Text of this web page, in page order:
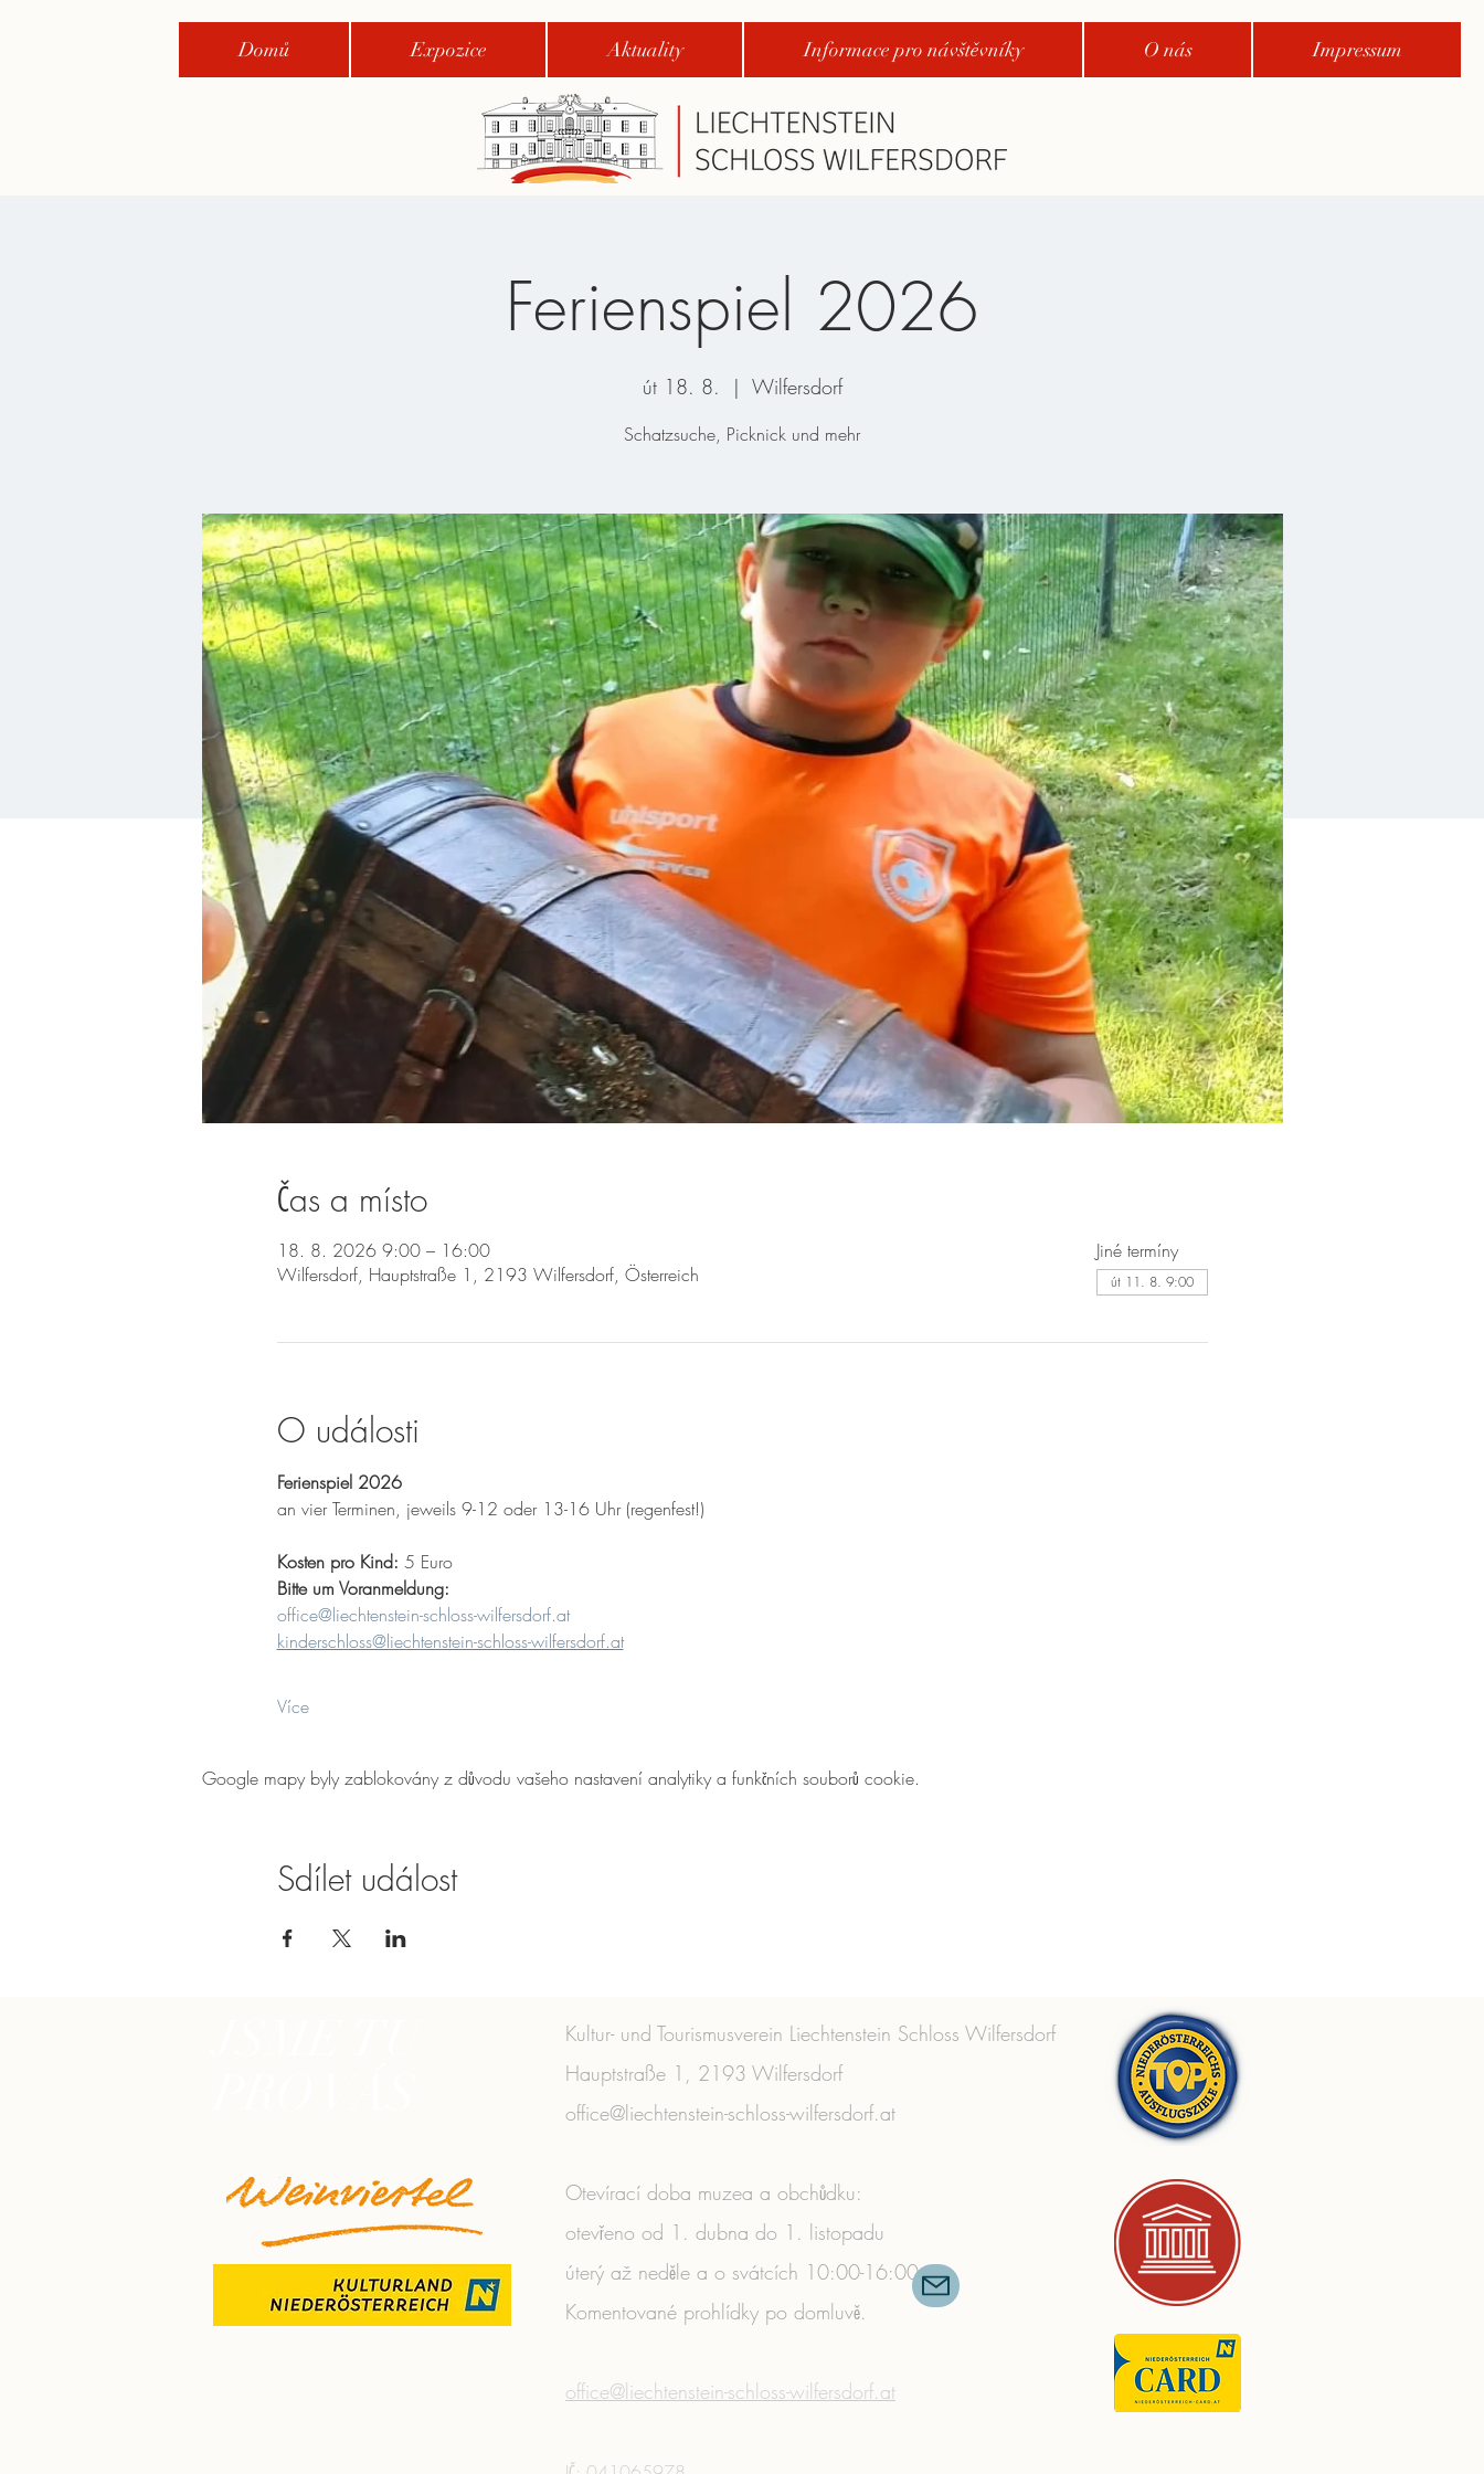
Domů Expozice Aktuality Informace pro návštěvníky O nás Impressum
Ferienspiel 2026
út 18. 8.
  |
Wilfersdorf
Schatzsuche, Picknick und mehr
Čas a místo
18. 8. 2026 9:00 – 16:00
Wilfersdorf, Hauptstraße 1, 2193 Wilfersdorf, Österreich
Jiné termíny
út 11. 8. 9:00
O události
Ferienspiel 2026
an vier Terminen, jeweils 9-12 oder 13-16 Uhr (regenfest!)
Kosten pro Kind: 5 Euro
Bitte um Voranmeldung:
office@liechtenstein-schloss-wilfersdorf.at
kinderschloss@liechtenstein-schloss-wilfersdorf.at
Více
Google mapy byly zablokovány z důvodu vašeho nastavení analytiky a funkčních souborů cookie.
Sdílet událost
Kultur- und Tourismusverein Liechtenstein Schloss Wilfersdorf
Hauptstraße 1, 2193 Wilfersdorf
office@liechtenstein-schloss-wilfersdorf.at
Otevírací doba muzea a obchůdku:
otevřeno od 1. dubna do 1. listopadu
úterý až neděle a o svátcích 10:00-16:00
Komentované prohlídky po domluvě.
office@liechtenstein-schloss-wilfersdorf.at